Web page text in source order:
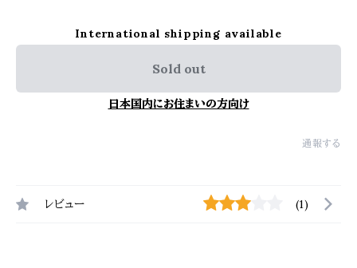
International shipping available
Sold out
日本国内にお住まいの方向け
通報する
レビュー (1)